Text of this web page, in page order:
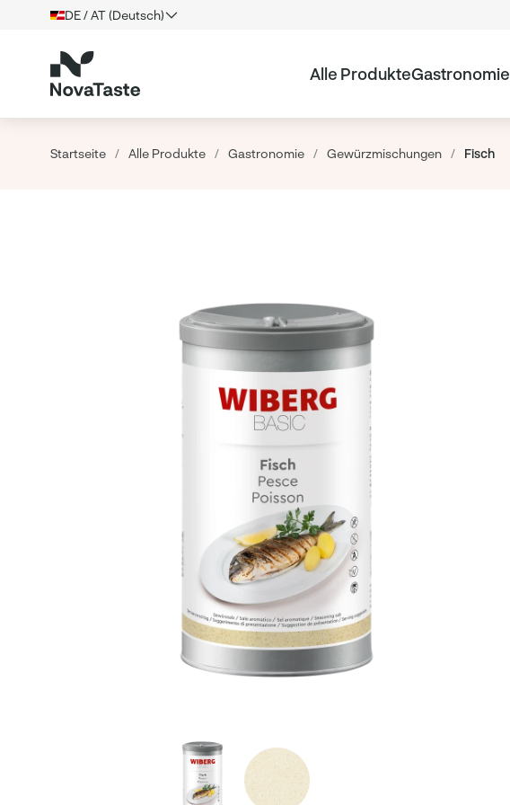
DE / AT (Deutsch)
Alle ProdukteGastronomie
Startseite / Alle Produkte / Gastronomie / Gewürzmischungen / Fisch